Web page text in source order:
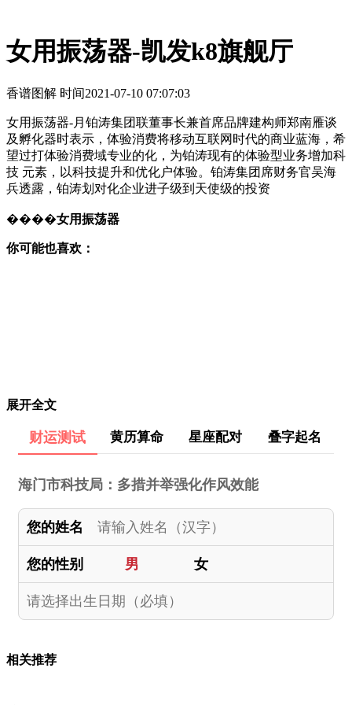
女用振荡器-凯发k8旗舰厅
香谱图解 时间2021-07-10 07:07:03
女用振荡器-月铂涛集团联董事长兼首席品牌建构师郑南雁谈
及孵化器时表示，体验消费将移动互联网时代的商业蓝海，希
望过打体验消费域专业的化，为铂涛现有的体验型业务增加科
技 元素，以科技提升和优化户体验。铂涛集团席财务官吴海
兵透露，铂涛划对化企业进子级到天使级的投资
����女用振荡器
你可能也喜欢：
展开全文
财运测试 黄历算命 星座配对 叠字起名
海门市科技局：多措并举强化作风效能
您的姓名
您的性别 男 女
相关推荐